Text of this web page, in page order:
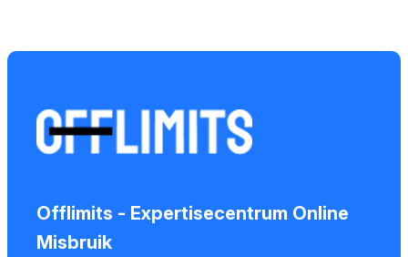
Contact
Offlimits - Expertisecentrum Online
Misbruik